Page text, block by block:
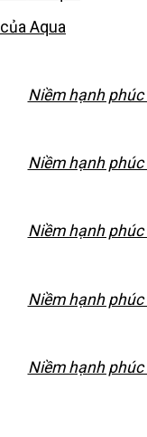
Aqua
Niềm hạnh
Niềm hạnh
Niềm hạnh
Niềm hạnh
Niềm hạnh